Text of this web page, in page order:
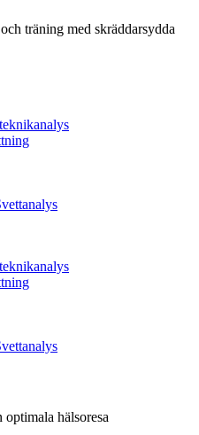
träning med skräddarsydda
hälsoresa